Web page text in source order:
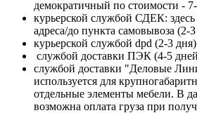
демократичный по стоимости -
курьерской службой СДЕК: здесь
адреса/до пункта самовывоза (2-
курьерской службой dpd (2-3 дня)
службой доставки ПЭК (4-5
службой доставки "Деловые
используется для
отдельные элементы мебели. В
возможна оплата груза при